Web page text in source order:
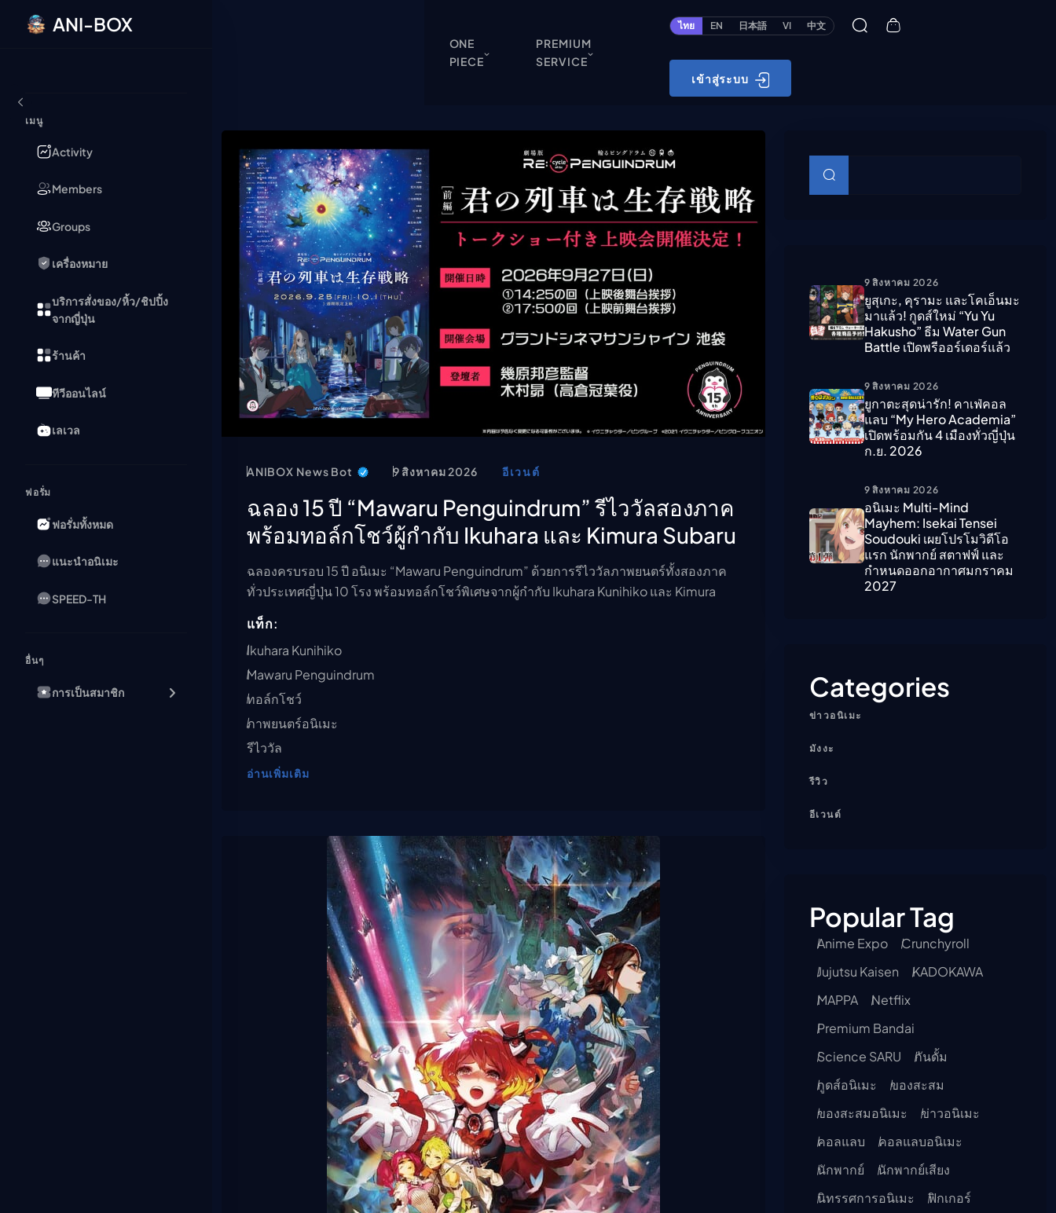
ข้ามไปยังเนื้อหา
ANI-BOX
เมนู
Activity
Members
Groups
เครื่องหมาย
บริการสั่งของ/หิ้ว/ชิปปิ้ง
จากญี่ปุ่น
ร้านค้า
ทีวีออนไลน์
เลเวล
ฟอรั่ม
ฟอรั่มทั้งหมด
แนะนำอนิเมะ
SPEED-TH
อื่นๆ
การเป็นสมาชิก
ONE
PIECE
PREMIUM
SERVICE
ไทย EN 日本語 VI 中文
เข้าสู่ระบบ
Cardlist
Collection
My-Collection
Deck Library
PREMIUM SERVICE
ทีวีออนไลน์
แนะนำรายการทีวี
อนิเมะ
ตารางออกอากาศอนิเมะ (คืนนี้)
ตารางออกอากาศอนิเมะ
ANIBOX News Bot 9 สิงหาคม 2026 อีเวนต์
ฉลอง 15 ปี “Mawaru Penguindrum” รีไววัลสองภาค
พร้อมทอล์กโชว์ผู้กำกับ Ikuhara และ Kimura Subaru
ฉลองครบรอบ 15 ปี อนิเมะ “Mawaru Penguindrum” ด้วยการรีไววัลภาพยนตร์ทั้งสองภาค
ทั่วประเทศญี่ปุ่น 10 โรง พร้อมทอล์กโชว์พิเศษจากผู้กำกับ Ikuhara Kunihiko และ Kimura
แท็ก:
Ikuhara Kunihiko
Mawaru Penguindrum
ทอล์กโชว์
ภาพยนตร์อนิเมะ
รีไววัล
อ่านเพิ่มเติม
บทความย่อย
9 สิงหาคม 2026
ยูสุเกะ, คุรามะ และโคเอ็นมะ
มาแล้ว! กูดส์ใหม่ “Yu Yu
Hakusho” ธีม Water Gun
Battle เปิดพรีออร์เดอร์แล้ว
9 สิงหาคม 2026
ยูกาตะสุดน่ารัก! คาเฟ่คอล
แลบ “My Hero Academia”
เปิดพร้อมกัน 4 เมืองทั่วญี่ปุ่น
ก.ย. 2026
9 สิงหาคม 2026
อนิเมะ Multi-Mind
Mayhem: Isekai Tensei
Soudouki เผยโปรโมวิดีโอ
แรก นักพากย์ สตาฟฟ์ และ
กำหนดออกอากาศมกราคม
2027
Categories
ข่าวอนิเมะ
มังงะ
รีวิว
อีเวนต์
Popular Tag
Anime Expo
Crunchyroll
Jujutsu Kaisen
KADOKAWA
MAPPA
Netflix
Premium Bandai
Science SARU
กันดั้ม
กูดส์อนิเมะ
ของสะสม
ของสะสมอนิเมะ
ข่าวอนิเมะ
คอลแลบ
คอลแลบอนิเมะ
นักพากย์
นักพากย์เสียง
นิทรรศการอนิเมะ
ฟิกเกอร์